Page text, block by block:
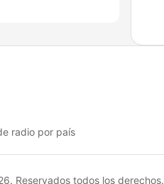
radio por país
Reservados todos los derechos.